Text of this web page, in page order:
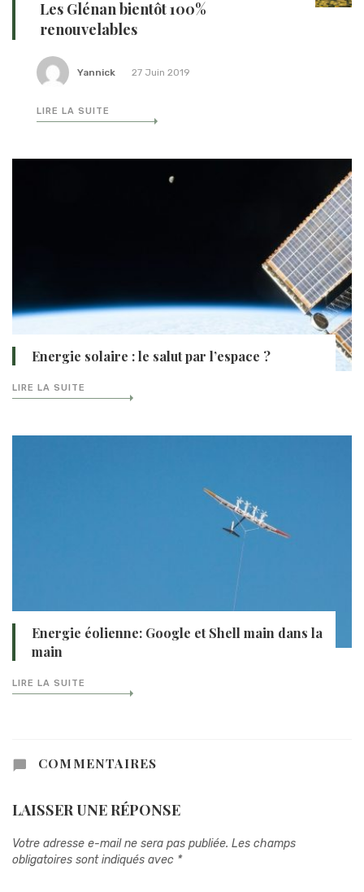
Les Glénan bientôt 100%
renouvelables
Yannick 27 Juin 2019
LIRE LA SUITE
Energie solaire : le salut par l’espace ?
LIRE LA SUITE
Energie éolienne: Google et Shell main dans la
main
LIRE LA SUITE
COMMENTAIRES
LAISSER UNE RÉPONSE
Votre adresse e-mail ne sera pas publiée. Les champs
obligatoires sont indiqués avec *